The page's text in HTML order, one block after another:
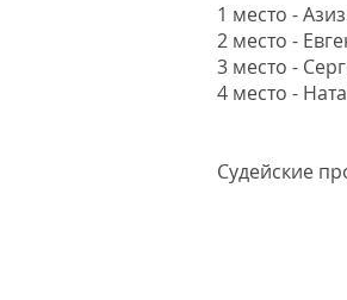
1 место -
2 место -
3 место -
4 место -
Судейские